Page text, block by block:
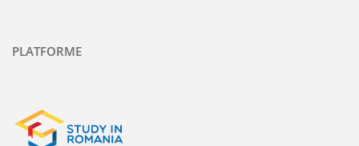
PLATFORME